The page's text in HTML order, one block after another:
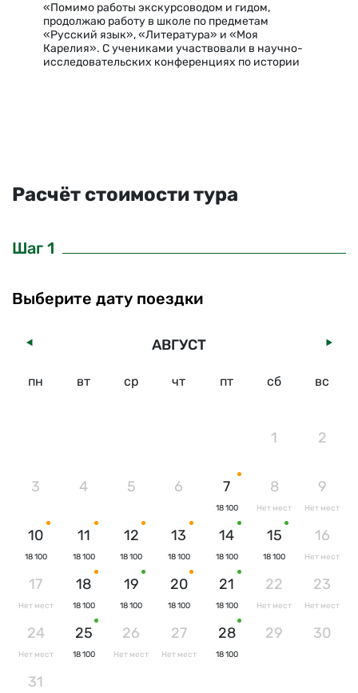
«Помимо работы экскурсоводом и гидом,
продолжаю работу в школе по предметам
«Русский язык», «Литература» и «Моя
Карелия». С учениками участвовали в научно-
исследовательских конференциях по истории
Расчёт стоимости тура
Шаг 1
Выберите дату поездки
АВГУСТ
пн вт ср чт пт сб вс
1 2
3 4 5 6 7
18 100
8
Нет мест
9
Нет мест
10
18 100
11
18 100
12
18 100
13
18 100
14
18 100
15
18 100
16
Нет мест
17
Нет мест
18
18 100
19
18 100
20
18 100
21
18 100
22
Нет мест
23
Нет мест
24
Нет мест
25
18 100
26
Нет мест
27
Нет мест
28
18 100
29 30
31